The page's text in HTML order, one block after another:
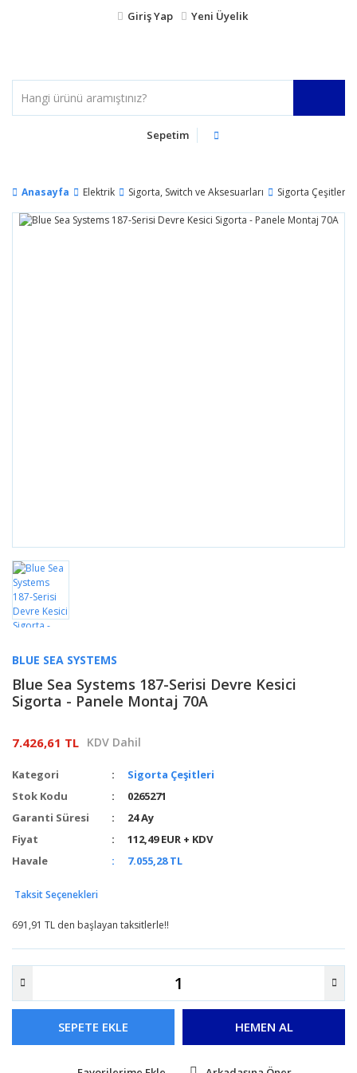
Giriş Yap Yeni Üyelik
Sepetim
Anasayfa Elektrik Sigorta, Switch ve Aksesuarları Sigorta Çeşitleri
BLUE SEA SYSTEMS
Blue Sea Systems 187-Serisi Devre Kesici
Sigorta - Panele Montaj 70A
7.426,61 TL KDV Dahil
Kategori
Sigorta Çeşitleri
Stok Kodu
0265271
Garanti Süresi
24 Ay
Fiyat
112,49 EUR + KDV
Havale
7.055,28 TL
Taksit Seçenekleri
691,91 TL den başlayan taksitlerle!!
SEPETE EKLE HEMEN AL